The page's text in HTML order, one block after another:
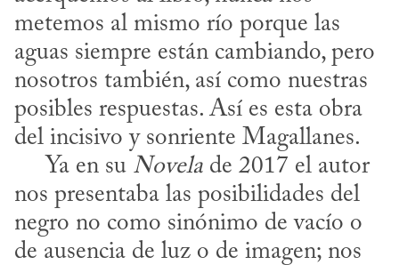
metemos al mismo río porque las
aguas siempre están cambiando, pero
nosotros también, así como nuestras
posibles respuestas. Así es esta obra
del incisivo y sonriente Magallanes.
     Ya en su
Novela de 2017 el autor
nos presentaba las posibilidades del
negro no como sinónimo de vacío o
de ausencia de luz o de imagen; nos